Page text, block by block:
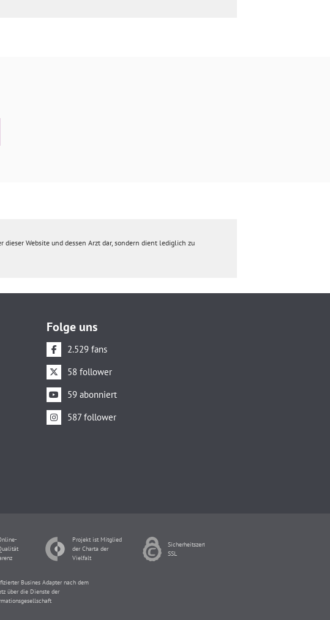
Website und dessen Arzt dar, sondern dient lediglich zu
Folge uns
2.529 fans
58 follower
59 abonniert
587 follower
Projekt ist Mitglied
der Charta der
Vielfalt
Sicherheitszertifikat
SSL
Busines Adapter nach dem
über die Dienste der